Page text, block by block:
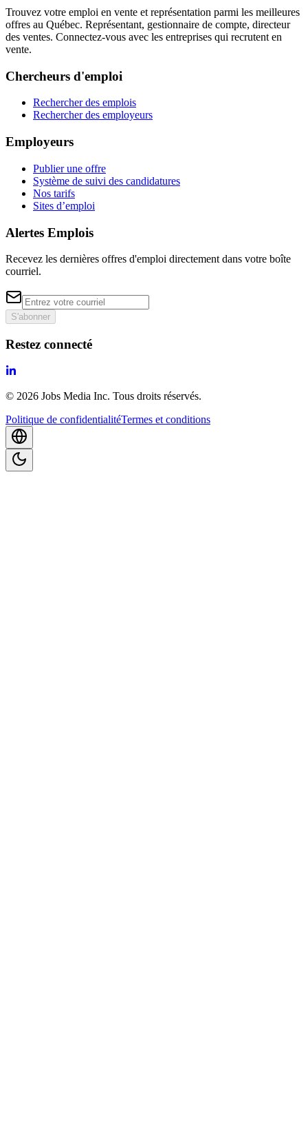
Trouvez votre emploi en vente et représentation parmi les meilleures
offres au Québec. Représentant, gestionnaire de compte, directeur
des ventes. Connectez-vous avec les entreprises qui recrutent en
vente.
Chercheurs d'emploi
Rechercher des emplois
Rechercher des employeurs
Employeurs
Publier une offre
Système de suivi des candidatures
Nos tarifs
Sites d’emploi
Alertes Emplois
Recevez les dernières offres d'emploi directement dans votre boîte
courriel.
S'abonner
Restez connecté
© 2026 Jobs Media Inc. Tous droits réservés.
Politique de confidentialitéTermes et conditions